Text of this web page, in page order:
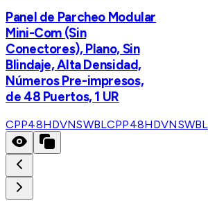
Panel de Parcheo Modular
Mini-Com (Sin
Conectores), Plano, Sin
Blindaje, Alta Densidad,
Números Pre-impresos,
de 48 Puertos, 1 UR
CPP48HDVNSWBLCPP48HDVNSWBL